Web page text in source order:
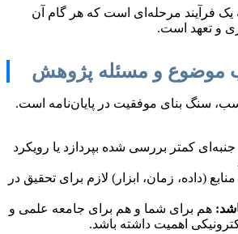
یک فرآیند مرحله‌ای است که هر گام آن
و تعهد است.
موضوع و مسئله پژوهش
سنگ بنای موفقیت در پایان‌نامه است.
جنبه‌ای کمتر بررسی شده بپردازد یا رویکرد
منابع (داده، زمان، ابزار) لازم برای تحقیق در
هم برای شما و هم برای جامعه علمی و
اهمیت داشته باشد.